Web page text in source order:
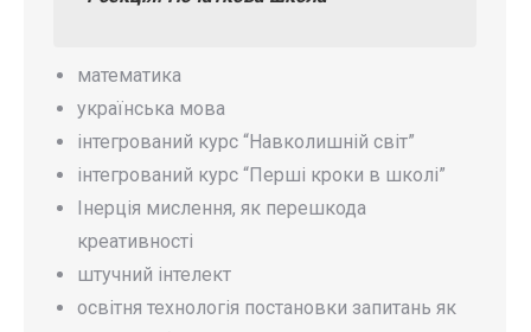
математика
українська мова
інтегрований курс “Навколишній світ”
інтегрований курс “Перші кроки в школі”
Інерція мислення, як перешкода
креативності
штучний інтелект
освітня технологія постановки запитань як